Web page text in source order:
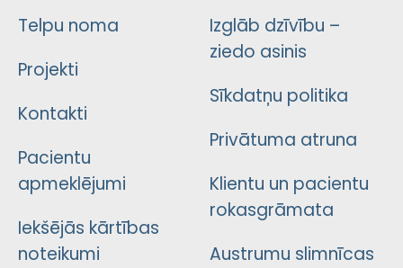
Telpu noma
Projekti
Kontakti
Pacientu
apmeklējumi
Iekšējās kārtības
noteikumi
Izglāb dzīvību –
ziedo asinis
Sīkdatņu politika
Privātuma atruna
Klientu un pacientu
rokasgrāmata
Austrumu slimnīcas